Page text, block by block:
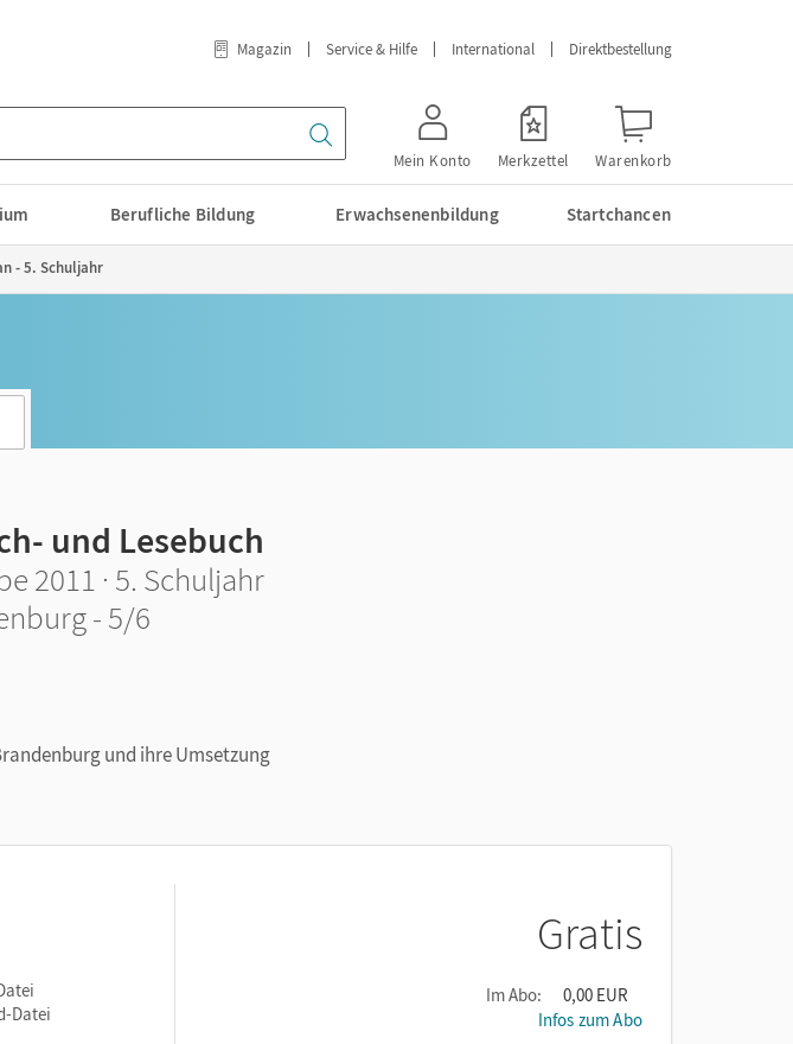
Magazin Service & Hilfe International Direktbestellung
Mein Konto Merkzettel Warenkorb
Berufliche Bildung Erwachsenenbildung Startchancen
- 5. Schuljahr
und Lesebuch
2011 · 5. Schuljahr
- 5/6
und ihre Umsetzung
Datei
Gratis
Im Abo:
0,00 EUR
Infos zum Abo